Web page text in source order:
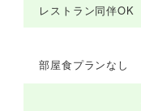
レストラン同伴OK
部屋食プランなし